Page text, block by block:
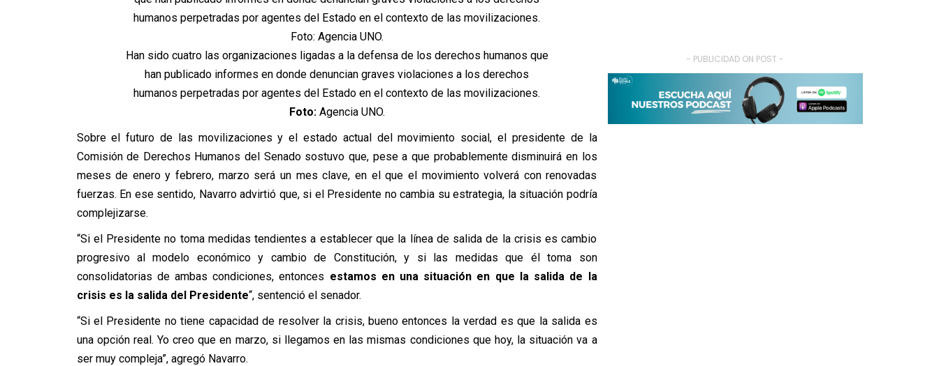
Han sido cuatro las organizaciones ligadas a la defensa de los derechos humanos que
han publicado informes en donde denuncian graves violaciones a los derechos
humanos perpetradas por agentes del Estado en el contexto de las movilizaciones.
Foto:Agencia UNO.
Sobre el futuro de las movilizaciones y el estado actual del movimiento social, el presidente de la
Comisión de Derechos Humanos del Senado sostuvo que, pese a que probablemente disminuirá en los
meses de enero y febrero, marzo será un mes clave, en el que el movimiento volverá con renovadas
fuerzas. En ese sentido, Navarro advirtió que, si el Presidente no cambia su estrategia, la situación podría
complejizarse.
“Si el Presidente no toma medidas tendientes a establecer que la línea de salida de la crisis es cambio
progresivo al modelo económico y cambio de Constitución, y si las medidas que él toma son
consolidatorias de ambas condiciones, entonces estamos en una situación en que la salida de la
crisis es la salida del Presidente“, sentenció el senador.
“Si el Presidente no tiene capacidad de resolver la crisis, bueno entonces la verdad es que la salida es
una opción real. Yo creo que en marzo, si llegamos en las mismas condiciones que hoy, la situación va a
ser muy compleja”, agregó Navarro.
- PUBLICIDAD ON POST -